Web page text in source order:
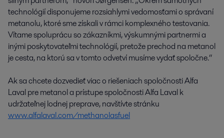
technológií disponujeme rozsiahlymi vedomosťami o správaní
metanolu, ktoré sme získali v rámci komplexného testovania.
Vítame spoluprácu so zákazníkmi, výskumnými partnermi a
inými poskytovateľmi technológií, pretože prechod na metanol
je cesta, na ktorú sa v tomto odvetví musíme vydať spoločne.“
Ak sa chcete dozvedieť viac o riešeniach spoločnosti Alfa
Laval pre metanol a prístupe spoločnosti Alfa Laval k
udržateľnej lodnej preprave, navštívte stránku
www.alfalaval.com/methanolasfuel